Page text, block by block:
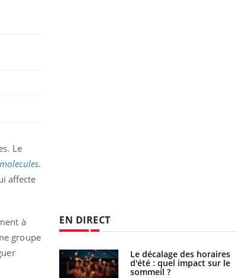
Le
.
affecte
à
groupe
EN DIRECT
de la Le décalage des horaires
d'été : quel impact sur le
sommeil ?